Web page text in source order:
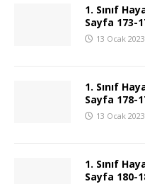
1. Sınıf
Sayfa 173-
13 Ocak 2023
1. Sınıf
Sayfa 178-
13 Ocak 2023
1. Sınıf
Sayfa 180-